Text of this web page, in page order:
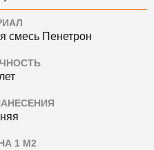
смесь Пенетрон
1 М2